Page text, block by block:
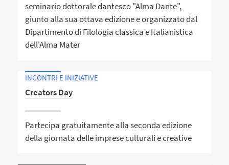
seminario dottorale dantesco "Alma Dante",
giunto alla sua ottava edizione e organizzato dal
Dipartimento di Filologia classica e Italianistica
dell'Alma Mater
INCONTRI E INIZIATIVE
Creators Day
Partecipa gratuitamente alla seconda edizione
della giornata delle imprese culturali e creative